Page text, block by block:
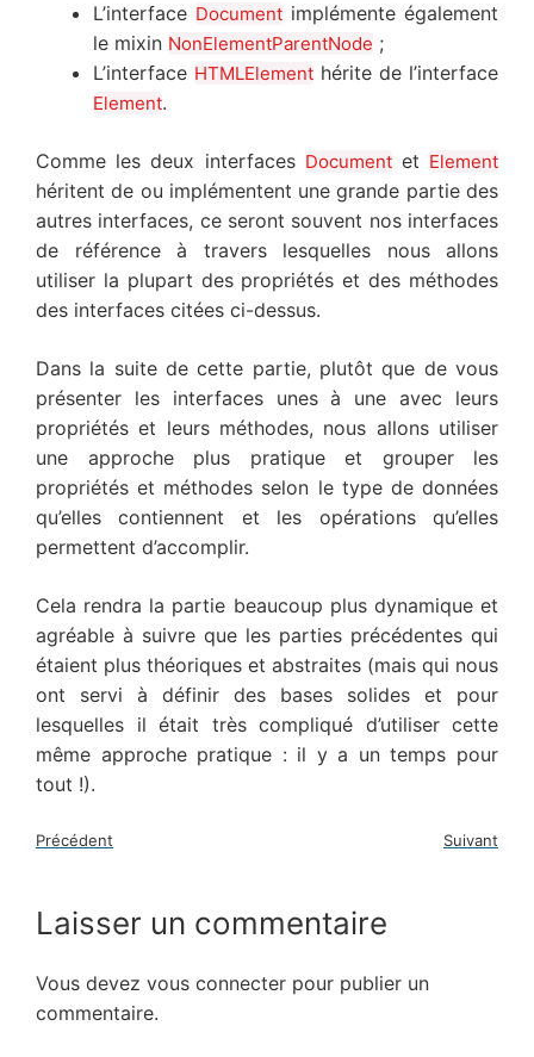
L’interface Document implémente également
le mixin NonElementParentNode ;
L’interface HTMLElement hérite de l’interface
Element.
Comme les deux interfaces Documentet Element
héritent de ou implémentent une grande partie des
autres interfaces, ce seront souvent nos interfaces
de référence à travers lesquelles nous allons
utiliser la plupart des propriétés et des méthodes
des interfaces citées ci-dessus.
Dans la suite de cette partie, plutôt que de vous
présenter les interfaces unes à une avec leurs
propriétés et leurs méthodes, nous allons utiliser
une approche plus pratique et grouper les
propriétés et méthodes selon le type de données
qu’elles contiennent et les opérations qu’elles
permettent d’accomplir.
Cela rendra la partie beaucoup plus dynamique et
agréable à suivre que les parties précédentes qui
étaient plus théoriques et abstraites (mais qui nous
ont servi à définir des bases solides et pour
lesquelles il était très compliqué d’utiliser cette
même approche pratique : il y a un temps pour
tout !).
Précédent Suivant
Laisser un commentaire
Vous devez vous connecter pour publier un
commentaire.